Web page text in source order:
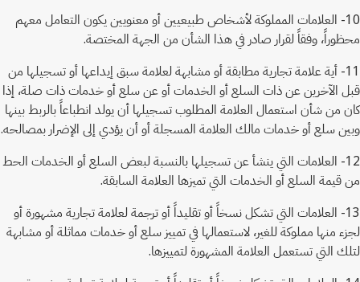
10- العلامات المملوكة لأشخاص طبيعيين أو معنويين يكون التعامل معهم
محظوراً، وفقاً لقرار صادر في هذا الشأن من الجهة المختصة.
11- أية علامة تجارية مطابقة أو مشابهة لعلامة سبق إيداعها أو تسجيلها من
قبل الآخرين عن ذات السلع أو الخدمات أو عن سلع أو خدمات ذات صلة، إذا
كان من شأن استعمال العلامة المطلوب تسجيلها أن يولد انطباعاً بالربط بينها
وبين سلع أو خدمات مالك العلامة المسجلة أو أن يؤدي إلى الإضرار بمصالحه.
12- العلامات التي ينشأ عن تسجيلها بالنسبة لبعض السلع أو الخدمات الحط
من قيمة السلع أو الخدمات التي تميزها العلامة السابقة.
13- العلامات التي تشكل نسخاً أو تقليداً أو ترجمة لعلامة تجارية مشهورة أو
لجزء منها مملوكة للغير، لاستعمالها في تمييز سلع أو خدمات مماثلة أو مشابهة
لتلك التي تستعمل العلامة المشهورة لتمييزها.